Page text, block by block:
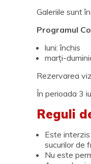
Galeriile sunt
Programul
luni: închis
marți-
Rezervarea
În perioada 3
Reguli
Este
sucurilor de
Nu este